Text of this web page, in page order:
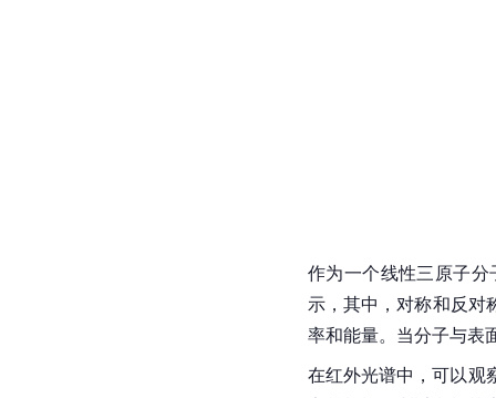
作为一个线性三 原子分
示，其中，对称和反对
率和能量。当分子与表
在红外光谱中，可以观